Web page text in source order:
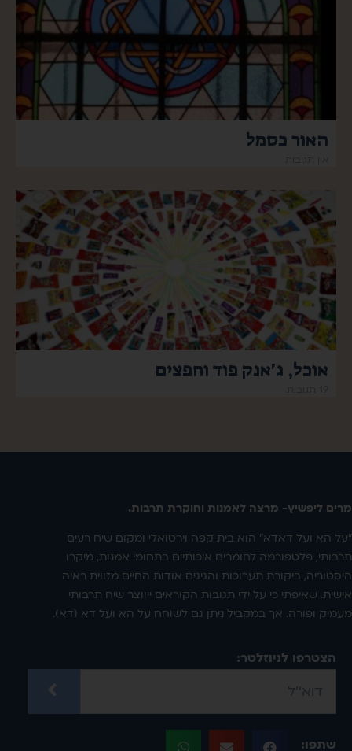
האור כסמל
אוכל, ג'אנק פוד וחפצים
מרים ליפשיץ- מרצה לאמנות וחוקרת תרבות.
"על הא ועל דאדא" הוא בית קפה וירטואלי ומקום שיח רעים
תרבותי, פלטפורמה לחומרים איכותיים בתחומי אמנות, מיקרו
היסטוריה, ביקורת תערוכות והגיגים אודות החיים מזווית ראיה
אישית. שאיפתי כי על ידי תגובות הקוראים ייווצר שיח תרבותי
מעמיק ופורה. אך במקביל ניתן גם לשוחח על הא ועל דא (דא).
הצטרפו לניוזלטר:
שתפו: